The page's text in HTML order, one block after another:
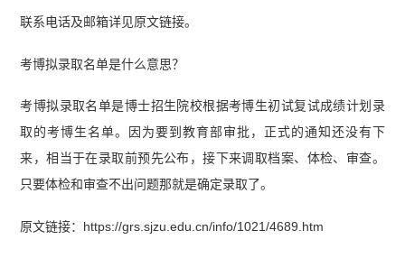
联系电话及邮箱详见原文链接。
考博拟录取名单是什么意思？
考博拟录取名单是博士招生院校根据考博生初试复试成绩计划录
取的考博生名单。因为要到教育部审批，正式的通知还没有下
来，相当于在录取前预先公布，接下来调取档案、体检、审查。
只要体检和审查不出问题那就是确定录取了。
原文链接：https://grs.sjzu.edu.cn/info/1021/4689.htm